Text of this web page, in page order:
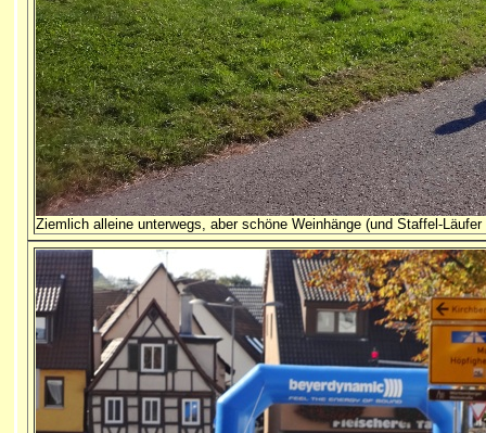
Ziemlich alleine unterwegs, aber schöne Weinhänge (und Staffel-